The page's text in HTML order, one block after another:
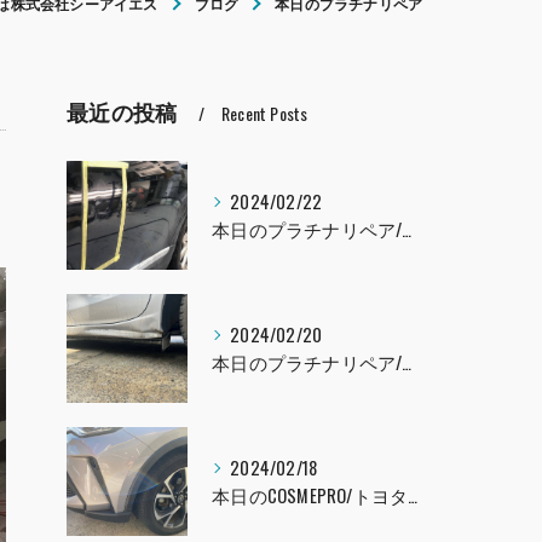
最近の投稿 Recent Posts
2024/02/22
本日のプラチナリペア/レクサスLS460
2024/02/20
本日のプラチナリペア/インプレッサ
2024/02/18
本日のCOSMEPRO/トヨタ C-HR